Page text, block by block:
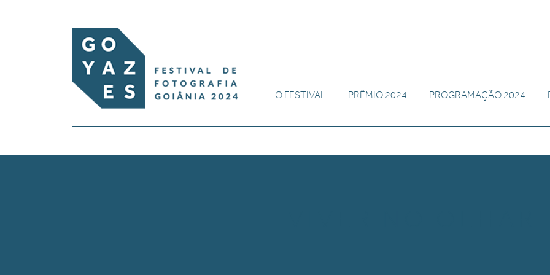
O FESTIVAL PRÊMIO 2024 PROGRAMAÇÃO 2024